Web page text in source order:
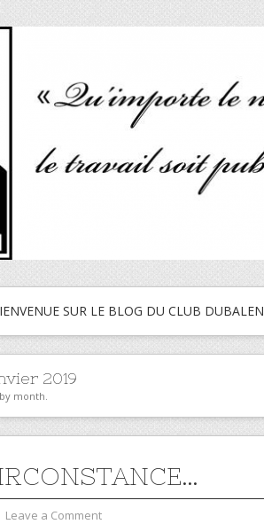
SUR LE BLOG DU CLUB DUBALEN
2019
month.
Leave a Comment